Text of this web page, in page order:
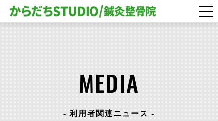
MEDIA
- 利用者関連ニュース -